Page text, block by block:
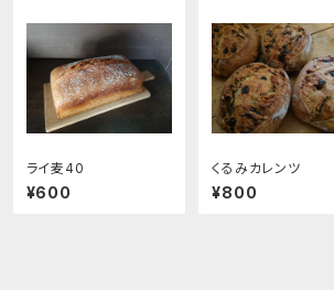
ライ麦40
¥600
くるみカレンツ
¥800